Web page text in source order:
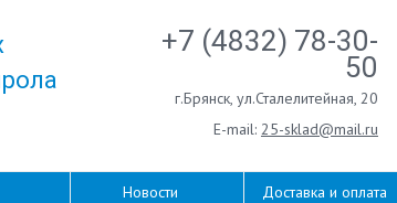
+7 (4832) 78-30-
50
г.Брянск, ул.Сталелитейная, 20
E-mail: 25-sklad@mail.ru
Новости Доставка и оплата